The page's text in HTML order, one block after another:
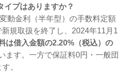
イプはありますか？
動金利（半年型）の手数料定額
規取扱を終了し、2024年11月1
は借入金額の2.20%（税込）の
ます。一方で保証料0円・一般団
。